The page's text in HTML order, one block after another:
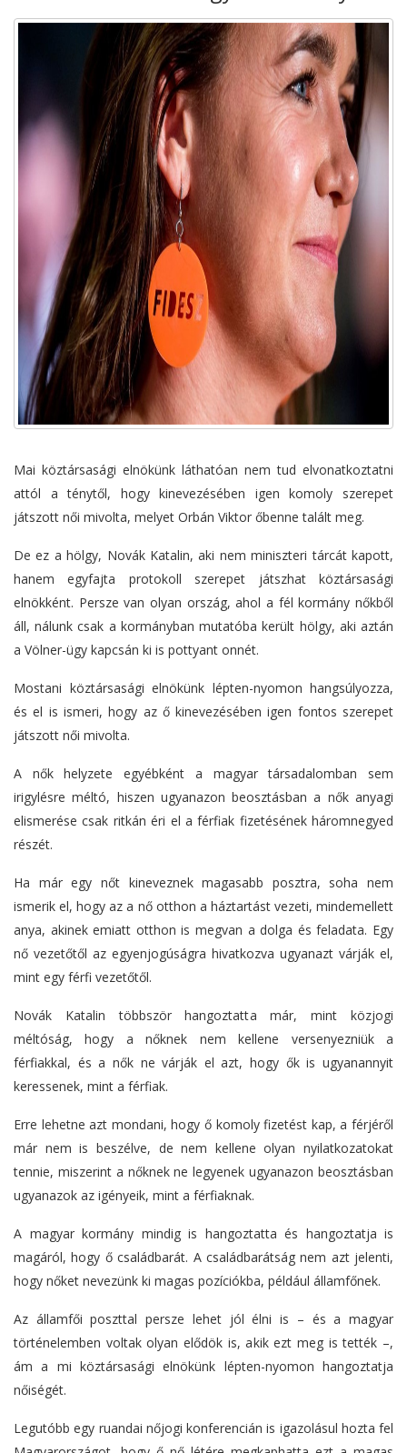
Mai köztársasági elnökünk láthatóan nem tud elvonatkoztatni
attól a ténytől, hogy kinevezésében igen komoly szerepet
játszott női mivolta, melyet Orbán Viktor őbenne talált meg.
De ez a hölgy, Novák Katalin, aki nem miniszteri tárcát kapott,
hanem egyfajta protokoll szerepet játszhat köztársasági
elnökként. Persze van olyan ország, ahol a fél kormány nőkből
áll, nálunk csak a kormányban mutatóba került hölgy, aki aztán
a Völner-ügy kapcsán ki is pottyant onnét.
Mostani köztársasági elnökünk lépten-nyomon hangsúlyozza,
és el is ismeri, hogy az ő kinevezésében igen fontos szerepet
játszott női mivolta.
A nők helyzete egyébként a magyar társadalomban sem
irigylésre méltó, hiszen ugyanazon beosztásban a nők anyagi
elismerése csak ritkán éri el a férfiak fizetésének háromnegyed
részét.
Ha már egy nőt kineveznek magasabb posztra, soha nem
ismerik el, hogy az a nő otthon a háztartást vezeti, mindemellett
anya, akinek emiatt otthon is megvan a dolga és feladata. Egy
nő vezetőtől az egyenjogúságra hivatkozva ugyanazt várják el,
mint egy férfi vezetőtől.
Novák Katalin többször hangoztatta már, mint közjogi
méltóság, hogy a nőknek nem kellene versenyezniük a
férfiakkal, és a nők ne várják el azt, hogy ők is ugyanannyit
keressenek, mint a férfiak.
Erre lehetne azt mondani, hogy ő komoly fizetést kap, a férjéről
már nem is beszélve, de nem kellene olyan nyilatkozatokat
tennie, miszerint a nőknek ne legyenek ugyanazon beosztásban
ugyanazok az igényeik, mint a férfiaknak.
A magyar kormány mindig is hangoztatta és hangoztatja is
magáról, hogy ő családbarát. A családbarátság nem azt jelenti,
hogy nőket nevezünk ki magas pozíciókba, például államfőnek.
Az államfői poszttal persze lehet jól élni is – és a magyar
történelemben voltak olyan elődök is, akik ezt meg is tették –,
ám a mi köztársasági elnökünk lépten-nyomon hangoztatja
nőiségét.
Legutóbb egy ruandai nőjogi konferencián is igazolásul hozta fel